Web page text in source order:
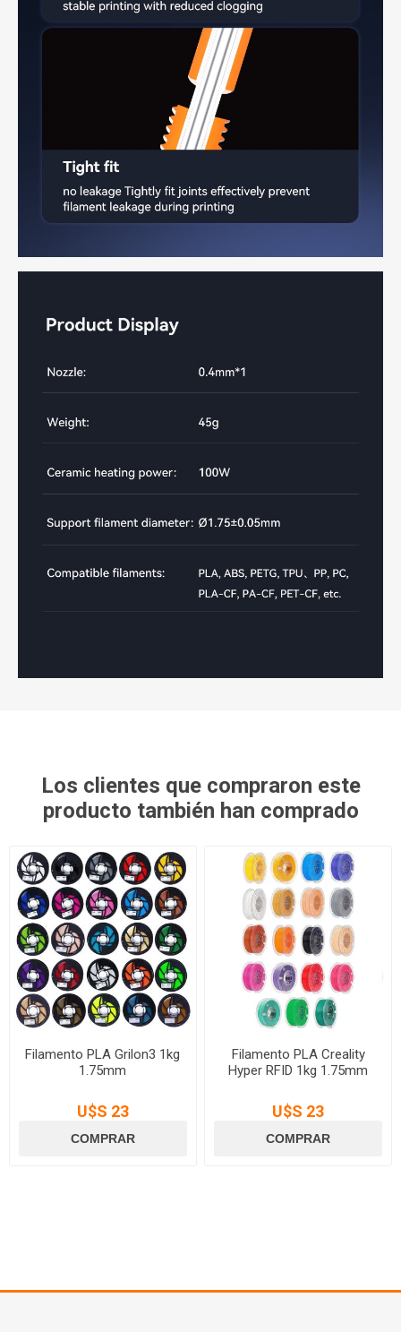
Los clientes que compraron este
producto también han comprado
Filamento PLA Grilon3 1kg
1.75mm
U$S 23
Filamento PLA Creality
Hyper RFID 1kg 1.75mm
U$S 23